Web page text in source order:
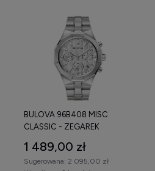
BULOVA 96B408 MISC
CLASSIC - ZEGAREK
1 489,00 zł
Sugerowana: 2 095,00 zł